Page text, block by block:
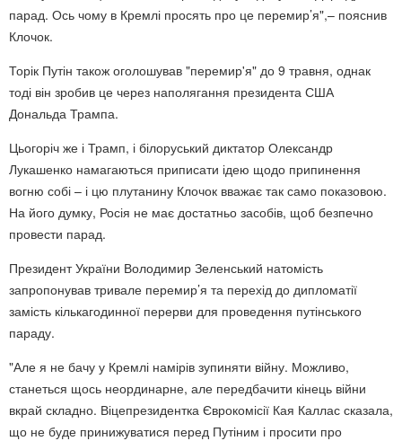
парад. Ось чому в Кремлі просять про це перемир’я",– пояснив
Клочок.
Торік Путін також оголошував "перемир'я" до 9 травня, однак
тоді він зробив це через наполягання президента США
Дональда Трампа.
Цьогоріч же і Трамп, і білоруський диктатор Олександр
Лукашенко намагаються приписати ідею щодо припинення
вогню собі – і цю плутанину Клочок вважає так само показовою.
На його думку, Росія не має достатньо засобів, щоб безпечно
провести парад.
Президент України Володимир Зеленський натомість
запропонував тривале перемир’я та перехід до дипломатії
замість кількагодинної перерви для проведення путінського
параду.
"Але я не бачу у Кремлі намірів зупиняти війну. Можливо,
станеться щось неординарне, але передбачити кінець війни
вкрай складно. Віцепрезидентка Єврокомісії Кая Каллас сказала,
що не буде принижуватися перед Путіним і просити про